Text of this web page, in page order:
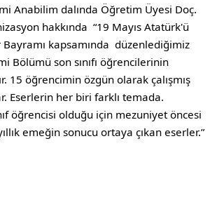
Anabilim dalında Öğretim Üyesi Doç.
hakkında “19 Mayıs Atatürk'ü
kapsamında düzenlediğimiz
Bölümü son sınıfı öğrencilerinin
15 öğrencimin özgün olarak çalışmış
Eserlerin her biri farklı temada.
öğrencisi olduğu için mezuniyet öncesi
emeğin sonucu ortaya çıkan eserler.”